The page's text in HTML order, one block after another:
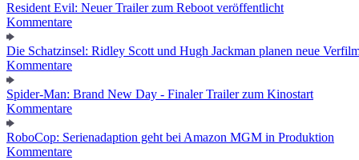
Resident Evil: Neuer Trailer zum Reboot veröffentlicht
Kommentare
Die Schatzinsel: Ridley Scott und Hugh Jackman planen neue
Kommentare
Spider-Man: Brand New Day - Finaler Trailer zum Kinostart
Kommentare
RoboCop: Serienadaption geht bei Amazon MGM in Produktion
Kommentare